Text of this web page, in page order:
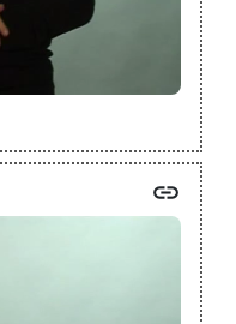
link